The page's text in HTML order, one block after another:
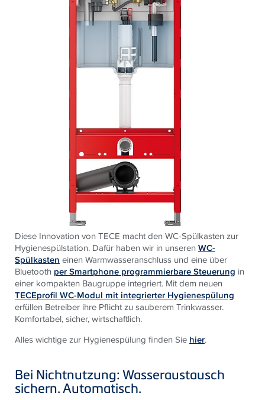
Diese Innovation von TECE macht den WC-Spülkasten zur
Hygienespülstation. Dafür haben wir in unserenWC-
Spülkasten einen Warmwasseranschluss und eine über
Bluetooth per Smartphone programmierbare Steuerung in
einer kompakten Baugruppe integriert. Mit dem neuen
TECEprofil WC-Modul mit integrierter Hygienespülung
erfüllen Betreiber ihre Pflicht zu sauberem Trinkwasser.
Komfortabel, sicher, wirtschaftlich.
Alles wichtige zur Hygienespülung finden Sie hier.
Bei Nichtnutzung: Wasseraustausch
sichern. Automatisch.